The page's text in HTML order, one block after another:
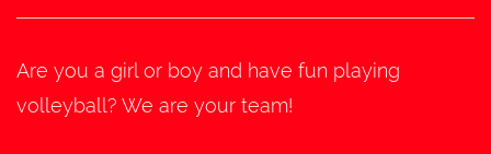
Are you a girl or boy and have fun playing
volleyball? We are your team!